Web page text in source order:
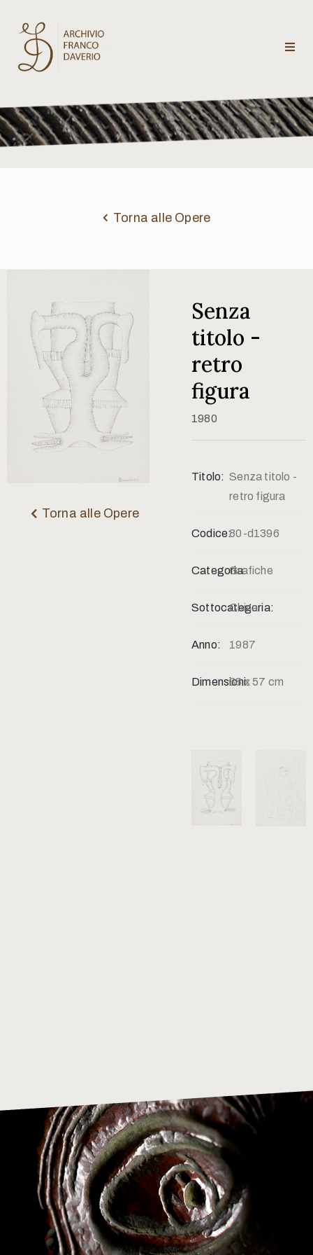
Archivio
Franco
Daverio
critici
Contatti
Torna alle Opere
Torna alle Opere
Senza
titolo -
retro
figura
1980
Titolo: Senza titolo -
retro figura
Codice:80-d1396
Categoria:Grafiche
Sottocategoria:
China
Anno: 1987
Dimensioni:38 x 57 cm